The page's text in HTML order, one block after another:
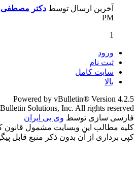
آخرین ارسال توسط دکتر مصطفی
PM
1
ورود
ثبت نام
سایت کامل
بالا
Powered by vBulletin® Version 4.2.5
Solutions, Inc. All rights reserved.
فارسی سازی توسط وی بی ایران
کلیه مطالب این وبسایت مشمول قانون
کپی برداری از آن بدون ذکر منبع قابل